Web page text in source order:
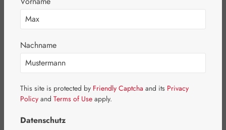
Bildergalerie überspringen
Nachname
This site is protected by Friendly Captcha and its Privacy
Policy and Terms of Use apply.
Datenschutz